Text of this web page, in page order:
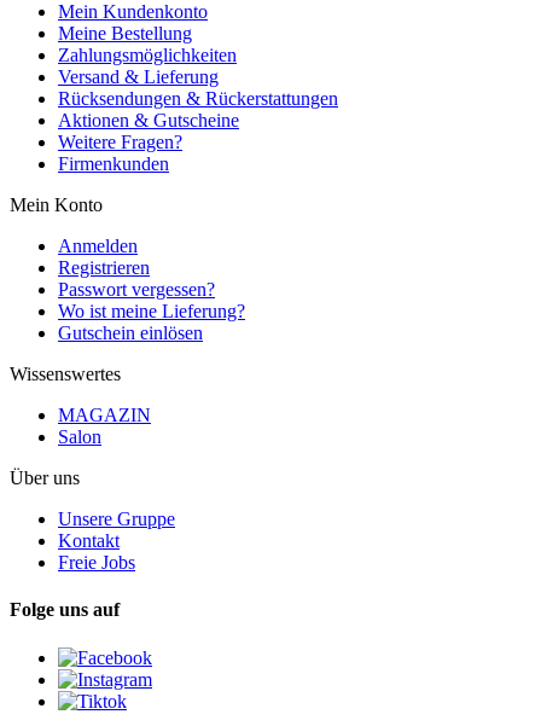
Mein Kundenkonto
Meine Bestellung
Zahlungsmöglichkeiten
Versand & Lieferung
Rücksendungen & Rückerstattungen
Aktionen & Gutscheine
Weitere Fragen?
Firmenkunden
Mein Konto
Anmelden
Registrieren
Passwort vergessen?
Wo ist meine Lieferung?
Gutschein einlösen
Wissenswertes
MAGAZIN
Salon
Über uns
Unsere Gruppe
Kontakt
Freie Jobs
Folge uns auf